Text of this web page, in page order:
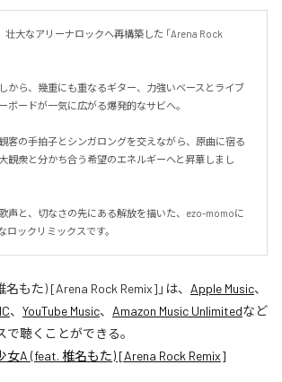
壮大なアリーナロックへ再構築した 「Arena Rock
から、幾重にも重なるギター、力強いベースとライブ
ボードが一気に広がる爆発的なサビへ。
客の手拍子とシンガロングを交えながら、原曲に宿る
観衆と分かち合う希望のエネルギーへと昇華しまし
声と、切なさの先にある解放を描いた、ezo-momoに
ロックリミックスです。
名もた) [Arena Rock Remix] 」は、 Apple Music、
、 YouTube Music、 Amazon Music Unlimitedなど
聴くことができる。
女A (feat. 椎名もた) [Arena Rock Remix]